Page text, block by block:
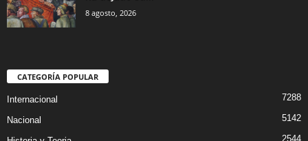
8 agosto, 2026
CATEGORÍA POPULAR
Internacional 7288
Nacional 5142
2544